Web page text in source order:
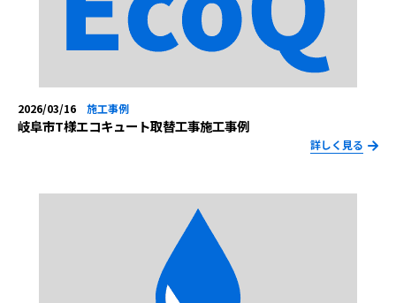
2026/03/16 施工事例
岐阜市T様エコキュート取替工事施工事例
詳しく見る